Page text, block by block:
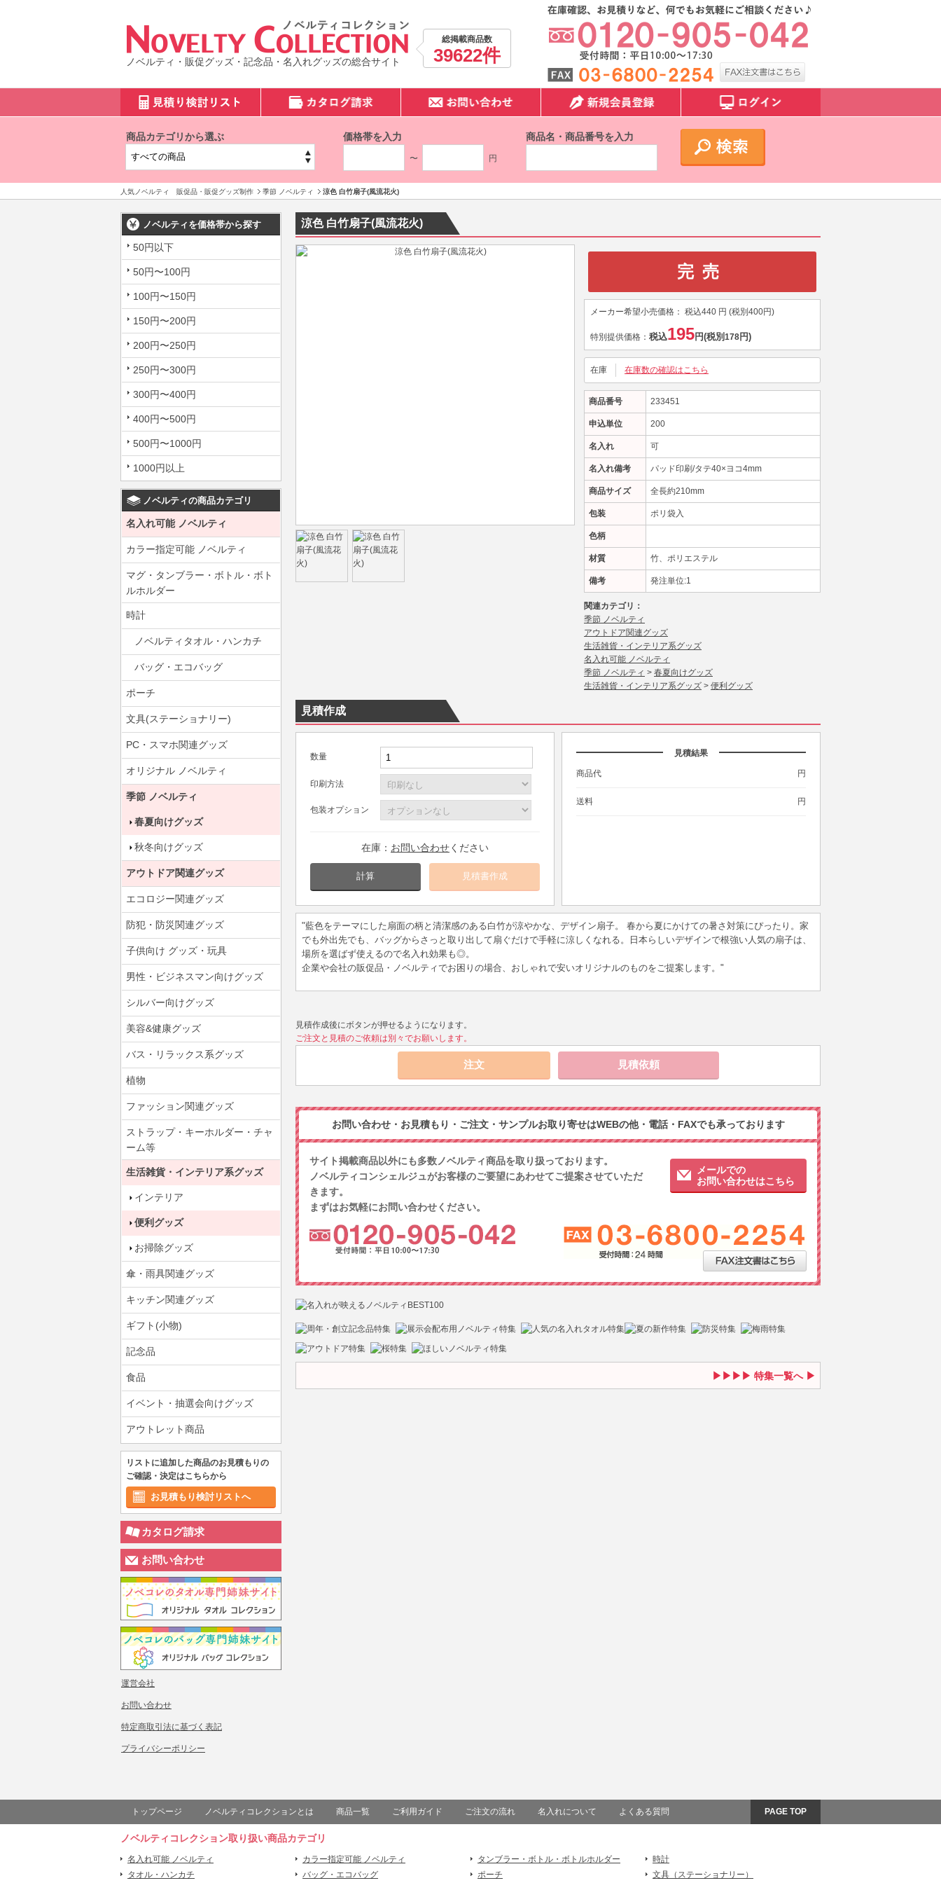
ノベルティ・販促グッズ・記念品・名入れグッズの総合サイト
総掲載商品数
39622件
商品カテゴリから選ぶ 価格帯を入力
〜 円
商品名・商品番号を入力
人気ノベルティ 販促品・販促グッズ制作 季節 ノベルティ 涼色 白竹扇子(風流花火)
ノベルティを価格帯から探す
50円以下
50円〜100円
100円〜150円
150円〜200円
200円〜250円
250円〜300円
300円〜400円
400円〜500円
500円〜1000円
1000円以上
ノベルティの商品カテゴリ
名入れ可能 ノベルティ
カラー指定可能 ノベルティ
マグ・タンブラー・ボトル・ボト
ルホルダー
時計
ノベルティタオル・ハンカチ
バッグ・エコバッグ
ポーチ
文具(ステーショナリー)
PC・スマホ関連グッズ
オリジナル ノベルティ
季節 ノベルティ
春夏向けグッズ
秋冬向けグッズ
アウトドア関連グッズ
エコロジー関連グッズ
防犯・防災関連グッズ
子供向け グッズ・玩具
男性・ビジネスマン向けグッズ
シルバー向けグッズ
美容&健康グッズ
バス・リラックス系グッズ
植物
ファッション関連グッズ
ストラップ・キーホルダー・チャ
ーム等
生活雑貨・インテリア系グッズ
インテリア
便利グッズ
お掃除グッズ
傘・雨具関連グッズ
キッチン関連グッズ
ギフト(小物)
記念品
食品
イベント・抽選会向けグッズ
アウトレット商品
リストに追加した商品のお見積もりの
ご確認・決定はこちらから
お見積もり検討リストへ
カタログ請求
お問い合わせ
運営会社
お問い合わせ
特定商取引法に基づく表記
プライバシーポリシー
涼色 白竹扇子(風流花火)
完売
メーカー希望小売価格： 税込440 円 (税別 400円)
特別提供価格： 税込195円(税別 178円)
在庫 在庫数の確認はこちら
商品番号 233451
申込単位 200
名入れ 可
名入れ備考 パッド印刷/タテ40×ヨコ4mm
商品サイズ 全長約210mm
包装 ポリ袋入
色柄
材質 竹、ポリエステル
備考 発注単位:1
関連カテゴリ：
季節 ノベルティ
アウトドア関連グッズ
生活雑貨・インテリア系グッズ
名入れ可能 ノベルティ
季節 ノベルティ > 春夏向けグッズ
生活雑貨・インテリア系グッズ > 便利グッズ
見積作成
数量
印刷方法
包装オプション
在庫： お問い合わせください
計算
見積結果
商品代 円
送料 円
"藍色をテーマにした扇面の柄と清潔感のある白竹が涼やかな、デザイン扇子。 春から夏にかけての暑さ対策にぴったり。家
でも外出先でも、バッグからさっと取り出して扇ぐだけで手軽に涼しくなれる。日本らしいデザインで根強い人気の扇子は、
場所を選ばず使えるので名入れ効果も◎。
企業や会社の販促品・ノベルティでお困りの場合、おしゃれで安いオリジナルのものをご提案します。"
見積作成後にボタンが押せるようになります。
ご注文と見積のご依頼は別々でお願いします。
お問い合わせ・お見積もり・ご注文・サンプルお取り寄せはWEBの他・電話・FAXでも承っております
サイト掲載商品以外にも多数ノベルティ商品を取り扱っております。
ノベルティコンシェルジュがお客様のご要望にあわせてご提案させていただ
きます。
まずはお気軽にお問い合わせください。
メールでの
お問い合わせはこちら
特集一覧へ
トップページ ノベルティコレクションとは 商品一覧 ご利用ガイド ご注文の流れ 名入れについて よくある質問 PAGE TOP
ノベルティコレクション取り扱い商品カテゴリ
名入れ可能 ノベルティ カラー指定可能 ノベルティ タンブラー・ボトル・ボトルホルダー
時計
タオル・ハンカチ
バッグ・エコバッグ ポーチ 文具（ステーショナリー）